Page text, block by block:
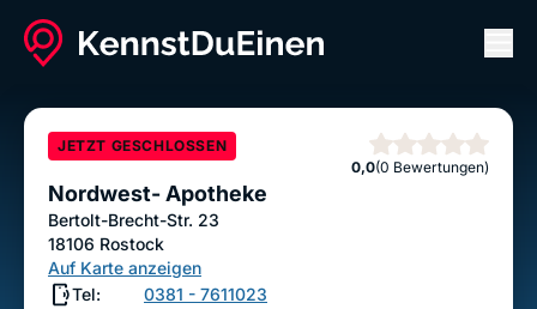
Nordwest- Apotheke
ANRUFEN NACHRICHT
JETZT GESCHLOSSEN
0,0
Sterne
(0 Bewertungen)
Nordwest- Apotheke
Bertolt-Brecht-Str. 23
18106 Rostock
Auf Karte anzeigen
Tel:
0381 - 7611023